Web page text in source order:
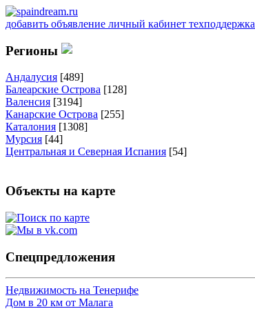
добавить объявление личный кабинет техподдержка
Регионы
Андалусия [489]
Балеарские Острова [128]
Валенсия [3194]
Канарские Острова [255]
Каталония [1308]
Мурсия [44]
Центральная и Северная Испания [54]
Объекты на карте
Спецпредложения
Недвижимость на Тенерифе
Дом в 20 км от Малага